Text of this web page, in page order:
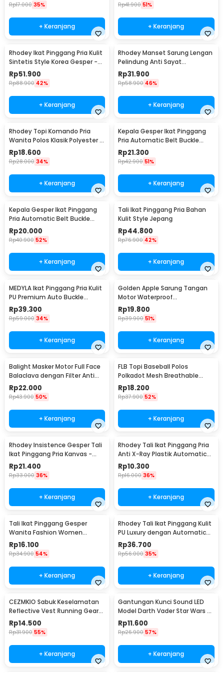
Rp17.000 35%
+ Keranjang
Rp41.900 51%
+ Keranjang
Rhodey Ikat Pinggang Pria Kulit
Sintetis Style Korea Gesper -
B1033
Rp51.900
Rp88.900 42%
+ Keranjang
Rhodey Manset Sarung Lengan
Pelindung Anti Sayat
Polyethylene Fiber - SYLC-
HB001
Rp31.900
Rp58.900 46%
+ Keranjang
Rhodey Topi Komando Pria
Wanita Polos Klasik Polyester -
F314
Rp18.600
Rp28.000 34%
+ Keranjang
Kepala Gesper Ikat Pinggang
Pria Automatic Belt Buckle
Metal Model 2 - 620
Rp21.300
Rp42.900 51%
+ Keranjang
Kepala Gesper Ikat Pinggang
Pria Automatic Belt Buckle
Metal Model 4 - 620
Rp20.000
Rp40.900 52%
+ Keranjang
Tali Ikat Pinggang Pria Bahan
Kulit Style Jepang
Rp44.800
Rp76.900 42%
+ Keranjang
MEDYLA Ikat Pinggang Pria Kulit
PU Premium Auto Buckle
Gesper Metal Model 2 -
AA7900
Rp39.300
Rp59.000 34%
+ Keranjang
Golden Apple Sarung Tangan
Motor Waterproof
Touchscreen Kulit Sintetis Pria
- 9070
Rp19.800
Rp39.900 51%
+ Keranjang
Balight Masker Motor Full Face
Balaclava dengan Filter Anti
Debu - CISE
Rp22.000
Rp43.900 50%
+ Keranjang
FLB Topi Baseball Polos
Polkadot Mesh Breathable
Katun Poliester Cap - MZ237
Rp18.200
Rp37.900 52%
+ Keranjang
Rhodey Insistence Gesper Tali
Ikat Pinggang Pria Kanvas -
2008
Rp21.400
Rp33.000 36%
+ Keranjang
Rhodey Tali Ikat Pinggang Pria
Anti X-Ray Plastik Automatic
Buckle - 899
Rp10.300
Rp16.000 36%
+ Keranjang
Tali Ikat Pinggang Gesper
Wanita Fashion Women
Leather Belt 110cm - LCL-HF38
Rp16.100
Rp34.900 54%
+ Keranjang
Rhodey Tali Ikat Pinggang Kulit
PU Luxury dengan Automatic
Buckle - GSPR
Rp36.700
Rp56.000 35%
+ Keranjang
CEZMKIO Sabuk Keselamatan
Reflective Vest Running Gear
High Visibility - B08
Rp14.500
Rp31.900 55%
+ Keranjang
Gantungan Kunci Sound LED
Model Darth Vader Star Wars -
BS-050
Rp11.600
Rp26.900 57%
+ Keranjang